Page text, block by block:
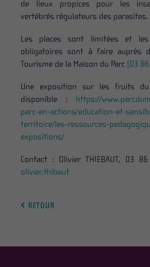
de lieux propices pour les
vertébrés régulateurs des parasites.
Les places sont limitées et les
obligatoires sont à faire auprès
Tourisme de la Maison du Parc (03
Une exposition sur les fruits
disponible : https://
parc-en-actions/education-et-
territoire/les-ressources-
expositions/
Contact : Olivier THIEBAUT, 03
olivier.thibaut
RETOUR